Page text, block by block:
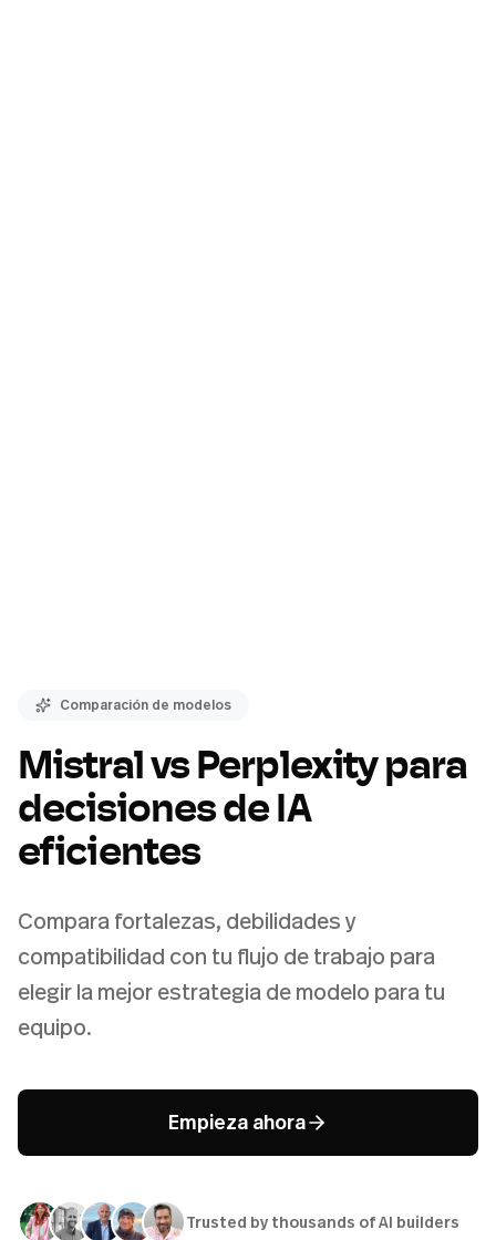
Comparación de modelos
Mistral vs Perplexity para
decisiones de IA
eficientes
Compara fortalezas, debilidades y
compatibilidad con tu flujo de trabajo para
elegir la mejor estrategia de modelo para tu
equipo.
Empieza ahora
Trusted by thousands of AI builders